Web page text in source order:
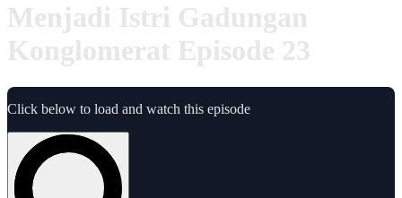
Menjadi Istri Gadungan
Konglomerat Episode 23
Click below to load and watch this episode